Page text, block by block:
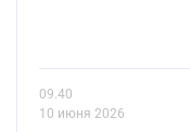
09.40
10 июня 2026